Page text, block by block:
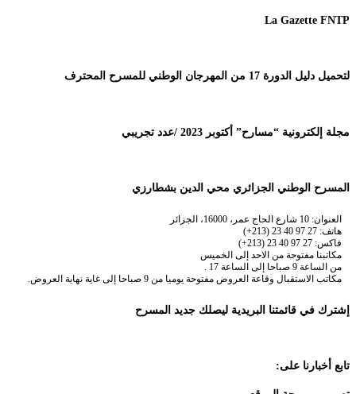
La Gazette FNTP
لتحميل دليل الدورة 17 من المهرجان الوطني للمسرح المحترف
مجلة إلكترونية “مسارح” أكتوبر 2023 /عدد تجريبي
المسرح الوطني الجزائري محي الدين بشطارزي
العنوان: 10 شارع الحاج عمر، 16000، الجزائر
هاتف: 27 97 40 23 (213+)
فاكس: 27 97 40 23 (213+)
مكاتبنا مفتوحة من الاحد إلى الخميس
من الساعة 9 صباحا إلى الساعة 17 .
مكاتب الاستقبال وقاعة العروض مفتوحة يوميا من 9 صباحا إلى غاية نهاية العروض.
إشترك في قائمتنا البريدية ليصلك جديد المسرح
تابع أخبارنا على: